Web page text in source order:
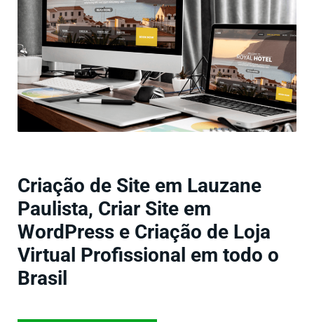
Criação de Site em Lauzane
Paulista, Criar Site em
WordPress e Criação de Loja
Virtual Profissional em todo o
Brasil